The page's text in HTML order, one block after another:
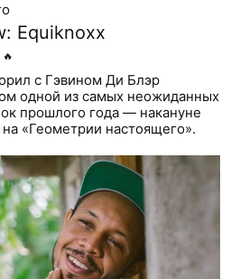
Equiknoxx
🔥
с Гэвином Ди Блэр
одной из самых неожиданных
прошлого года — накануне
«Геометрии настоящего».